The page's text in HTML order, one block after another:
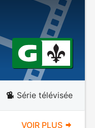
Série télévisée
VOIR PLUS